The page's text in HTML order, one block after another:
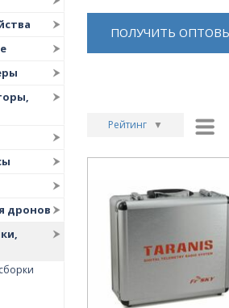
дронов
ПОЛУЧИТЬ
Рейтинг ▼
Дата ▼
Цена
Цена
▼